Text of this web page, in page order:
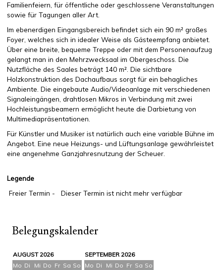
Familienfeiern, für öffentliche oder geschlossene Veranstaltungen
sowie für Tagungen aller Art.
Im ebenerdigen Eingangsbereich befindet sich ein 90 m² großes
Foyer, welches sich in idealer Weise als Gästeempfang anbietet.
Über eine breite, bequeme Treppe oder mit dem Personenaufzug
gelangt man in den Mehrzwecksaal im Obergeschoss. Die
Nutzfläche des Saales beträgt 140 m². Die sichtbare
Holzkonstruktion des Dachaufbaus sorgt für ein behagliches
Ambiente. Die eingebaute Audio/Videoanlage mit verschiedenen
Signaleingängen, drahtlosen Mikros in Verbindung mit zwei
Hochleistungsbeamern ermöglicht heute die Darbietung von
Multimediapräsentationen.
Für Künstler und Musiker ist natürlich auch eine variable Bühne im
Angebot. Eine neue Heizungs- und Lüftungsanlage gewährleistet
eine angenehme Ganzjahresnutzung der Scheuer.
Legende
Freier Termin -
Dieser Termin ist nicht mehr verfügbar
Belegungskalender
AUGUST 2026
Mo Di Mi Do Fr Sa So
SEPTEMBER 2026
Mo Di Mi Do Fr Sa So